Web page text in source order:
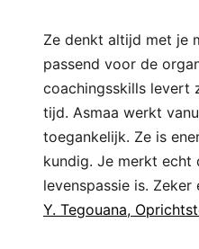
Ze denkt altijd met je
passend voor de
coachingsskills levert
tijd. Asmaa werkt
toegankelijk. Ze is
kundig. Je merkt echt
levenspassie is. Zeker
Y. Tegouana,